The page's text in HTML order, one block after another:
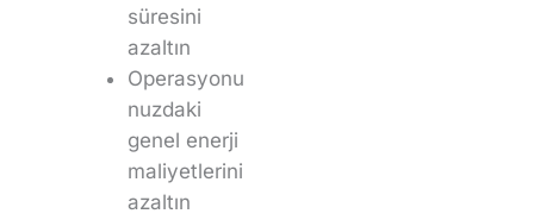
süresini
azaltın
Operasyonu
nuzdaki
genel enerji
maliyetlerini
azaltın